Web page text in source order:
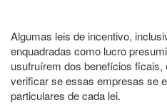
Algumas leis de incentivo,
enquadradas como lucro
usufruírem dos benefícios ficais,
verificar se essas empresas se
particulares de cada lei.